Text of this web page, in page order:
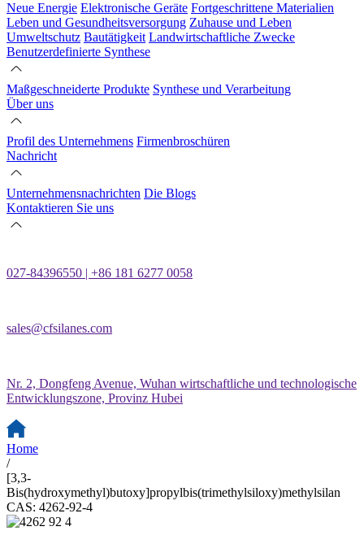
Neue Energie Elektronische Geräte Fortgeschrittene Materialien
Leben und Gesundheitsversorgung Zuhause und Leben
Umweltschutz Bautätigkeit Landwirtschaftliche Zwecke
Benutzerdefinierte Synthese
Maßgeschneiderte Produkte Synthese und Verarbeitung
Über uns
Profil des Unternehmens Firmenbroschüren
Nachricht
Unternehmensnachrichten Die Blogs
Kontaktieren Sie uns
027-84396550 | +86 181 6277 0058
sales@cfsilanes.com
Nr. 2, Dongfeng Avenue, Wuhan wirtschaftliche und technologische
Entwicklungszone, Provinz Hubei
Home
/
[3,3-
Bis(hydroxymethyl)butoxy]propylbis(trimethylsiloxy)methylsilan
CAS: 4262-92-4